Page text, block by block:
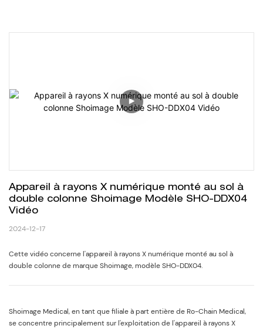
Appareil à rayons X numérique monté au sol à
double colonne Shoimage Modèle SHO-DDX04
Vidéo
2024-12-17
Cette vidéo concerne l'appareil à rayons X numérique monté au sol à
double colonne de marque Shoimage, modèle SHO-DDX04.
Shoimage Medical, en tant que filiale à part entière de Ro-Chain Medical,
se concentre principalement sur l'exploitation de l'appareil à rayons X